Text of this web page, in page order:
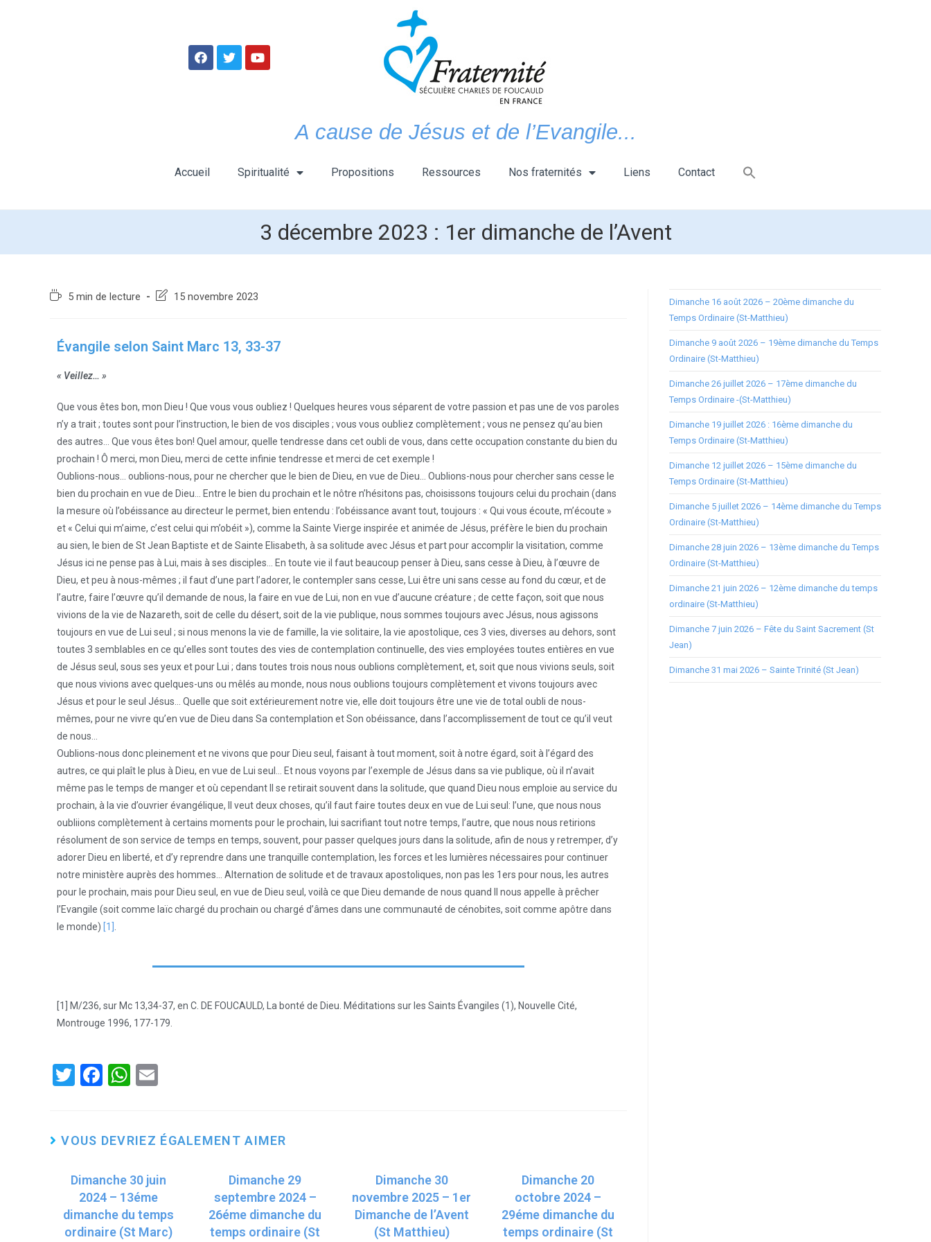
A cause de Jésus et de l’Evangile...
Accueil Spiritualité Propositions Ressources Nos fraternités Liens Contact
3 décembre 2023 : 1er dimanche de l’Avent
5 min de lecture 15 novembre 2023
Évangile selon Saint Marc 13, 33-37
« Veillez… »
Que vous êtes bon, mon Dieu ! Que vous vous oubliez ! Quelques heures vous séparent de votre passion et pas une de vos paroles
n’y a trait ; toutes sont pour l’instruction, le bien de vos disciples ; vous vous oubliez complètement ; vous ne pensez qu’au bien
des autres… Que vous êtes bon! Quel amour, quelle tendresse dans cet oubli de vous, dans cette occupation constante du bien du
prochain ! Ô merci, mon Dieu, merci de cette infinie tendresse et merci de cet exemple !
Oublions-nous… oublions-nous, pour ne chercher que le bien de Dieu, en vue de Dieu… Oublions-nous pour chercher sans cesse le
bien du prochain en vue de Dieu… Entre le bien du prochain et le nôtre n’hésitons pas, choisissons toujours celui du prochain (dans
la mesure où l’obéissance au directeur le permet, bien entendu : l’obéissance avant tout, toujours : « Qui vous écoute, m’écoute »
et « Celui qui m’aime, c’est celui qui m’obéit »), comme la Sainte Vierge inspirée et animée de Jésus, préfère le bien du prochain
au sien, le bien de St Jean Baptiste et de Sainte Elisabeth, à sa solitude avec Jésus et part pour accomplir la visitation, comme
Jésus ici ne pense pas à Lui, mais à ses disciples… En toute vie il faut beaucoup penser à Dieu, sans cesse à Dieu, à l’œuvre de
Dieu, et peu à nous-mêmes ; il faut d’une part l’adorer, le contempler sans cesse, Lui être uni sans cesse au fond du cœur, et de
l’autre, faire l’œuvre qu’il demande de nous, la faire en vue de Lui, non en vue d’aucune créature ; de cette façon, soit que nous
vivions de la vie de Nazareth, soit de celle du désert, soit de la vie publique, nous sommes toujours avec Jésus, nous agissons
toujours en vue de Lui seul ; si nous menons la vie de famille, la vie solitaire, la vie apostolique, ces 3 vies, diverses au dehors, sont
toutes 3 semblables en ce qu’elles sont toutes des vies de contemplation continuelle, des vies employées toutes entières en vue
de Jésus seul, sous ses yeux et pour Lui ; dans toutes trois nous nous oublions complètement, et, soit que nous vivions seuls, soit
que nous vivions avec quelques-uns ou mêlés au monde, nous nous oublions toujours complètement et vivons toujours avec
Jésus et pour le seul Jésus… Quelle que soit extérieurement notre vie, elle doit toujours être une vie de total oubli de nous-
mêmes, pour ne vivre qu’en vue de Dieu dans Sa contemplation et Son obéissance, dans l’accomplissement de tout ce qu’il veut
de nous…
Oublions-nous donc pleinement et ne vivons que pour Dieu seul, faisant à tout moment, soit à notre égard, soit à l’égard des
autres, ce qui plaît le plus à Dieu, en vue de Lui seul… Et nous voyons par l’exemple de Jésus dans sa vie publique, où il n’avait
même pas le temps de manger et où cependant Il se retirait souvent dans la solitude, que quand Dieu nous emploie au service du
prochain, à la vie d’ouvrier évangélique, Il veut deux choses, qu’il faut faire toutes deux en vue de Lui seul: l’une, que nous nous
oubliions complètement à certains moments pour le prochain, lui sacrifiant tout notre temps, l’autre, que nous nous retirions
résolument de son service de temps en temps, souvent, pour passer quelques jours dans la solitude, afin de nous y retremper, d’y
adorer Dieu en liberté, et d’y reprendre dans une tranquille contemplation, les forces et les lumières nécessaires pour continuer
notre ministère auprès des hommes… Alternation de solitude et de travaux apostoliques, non pas les 1ers pour nous, les autres
pour le prochain, mais pour Dieu seul, en vue de Dieu seul, voilà ce que Dieu demande de nous quand Il nous appelle à prêcher
l’Evangile (soit comme laïc chargé du prochain ou chargé d’âmes dans une communauté de cénobites, soit comme apôtre dans
le monde) [1]
[1] M/236, sur Mc 13,34-37, en C. DE FOUCAULD, La bonté de Dieu. Méditations sur les Saints Évangiles (1), Nouvelle Cité,
Montrouge 1996, 177-179.
T
er
F
b
o
k
W
s
p
p
VOUS DEVRIEZ ÉGALEMENT AIMER
Dimanche 30 juin
2024 – 13éme
dimanche du temps
ordinaire (St Marc)
Dimanche 29
septembre 2024 –
26éme dimanche du
temps ordinaire (St
Dimanche 30
novembre 2025 – 1er
Dimanche de l’Avent
(St Matthieu)
Dimanche 20
octobre 2024 –
29éme dimanche du
temps ordinaire (St
Dimanche 16 août 2026 – 20ème dimanche du
Temps Ordinaire (St-Matthieu)
Dimanche 9 août 2026 – 19ème dimanche du Temps
Ordinaire (St-Matthieu)
Dimanche 26 juillet 2026 – 17ème dimanche du
Temps Ordinaire -(St-Matthieu)
Dimanche 19 juillet 2026 : 16ème dimanche du
Temps Ordinaire (St-Matthieu)
Dimanche 12 juillet 2026 – 15ème dimanche du
Temps Ordinaire (St-Matthieu)
Dimanche 5 juillet 2026 – 14ème dimanche du Temps
Ordinaire (St-Matthieu)
Dimanche 28 juin 2026 – 13ème dimanche du Temps
Ordinaire (St-Matthieu)
Dimanche 21 juin 2026 – 12ème dimanche du temps
ordinaire (St-Matthieu)
Dimanche 7 juin 2026 – Fête du Saint Sacrement (St
Jean)
Dimanche 31 mai 2026 – Sainte Trinité (St Jean)